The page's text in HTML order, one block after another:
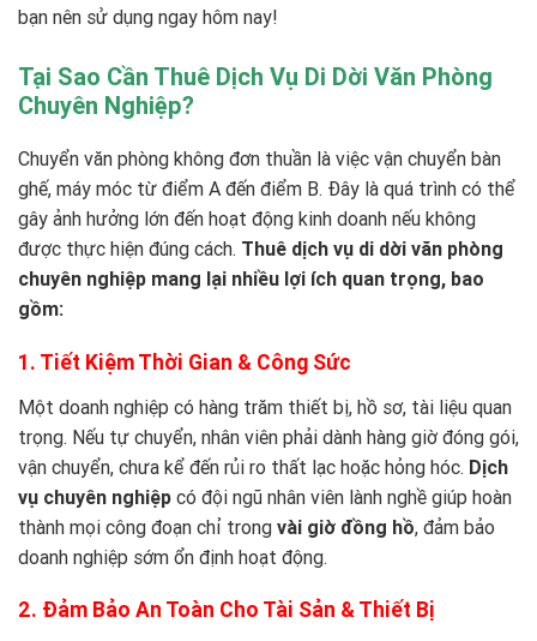
bạn nên sử dụng ngay hôm nay!
Tại Sao Cần Thuê Dịch Vụ Di Dời Văn Phòng
Chuyên Nghiệp?
Chuyển văn phòng không đơn thuần là việc vận chuyển bàn
ghế, máy móc từ điểm A đến điểm B. Đây là quá trình có thể
gây ảnh hưởng lớn đến hoạt động kinh doanh nếu không
được thực hiện đúng cách. Thuê dịch vụ di dời văn phòng
chuyên nghiệp mang lại nhiều lợi ích quan trọng, bao
gồm:
1. Tiết Kiệm Thời Gian & Công Sức
Một doanh nghiệp có hàng trăm thiết bị, hồ sơ, tài liệu quan
trọng. Nếu tự chuyển, nhân viên phải dành hàng giờ đóng gói,
vận chuyển, chưa kể đến rủi ro thất lạc hoặc hỏng hóc. Dịch
vụ chuyên nghiệp có đội ngũ nhân viên lành nghề giúp hoàn
thành mọi công đoạn chỉ trong vài giờ đồng hồ, đảm bảo
doanh nghiệp sớm ổn định hoạt động.
2. Đảm Bảo An Toàn Cho Tài Sản & Thiết Bị